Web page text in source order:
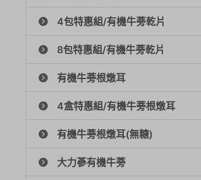
4包特惠組/有機牛蒡乾片
8包特惠組/有機牛蒡乾片
有機牛蒡根燉耳
4盒特惠組/有機牛蒡根燉耳
有機牛蒡根燉耳(無糖)
大力蔘有機牛蒡